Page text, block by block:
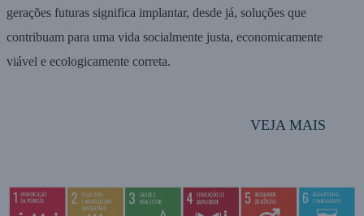
gerações futuras significa implantar, desde já, soluções que
contribuam para uma vida socialmente justa, economicamente
viável e ecologicamente correta.
VEJA MAIS